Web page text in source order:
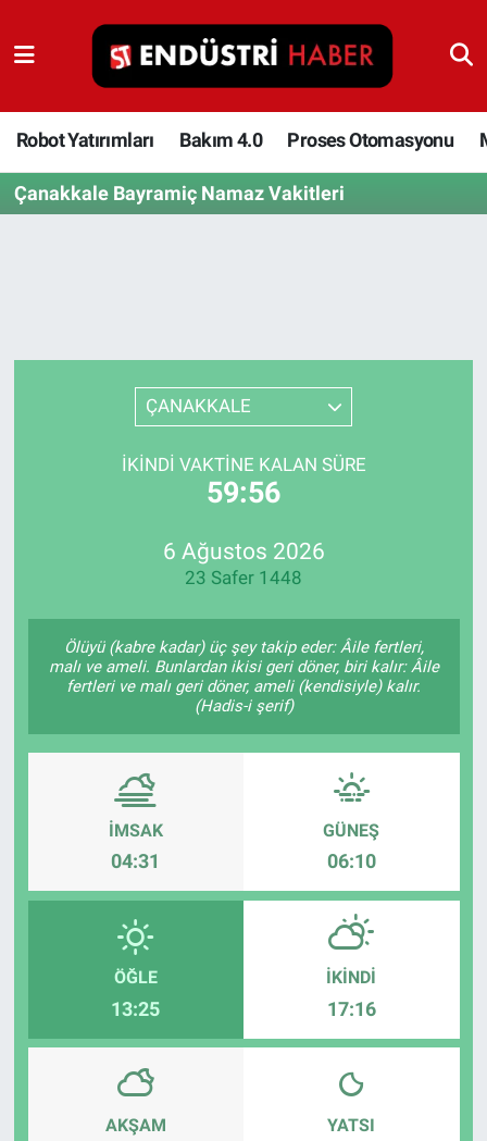
Robot Yatırımları Bakım 4.0 Proses Otomasyonu
Çanakkale Bayramiç Namaz Vakitleri
ÇANAKKALE
İKINDI VAKTINE KALAN SÜRE
59:55
6 Ağustos 2026
23 Safer 1448
Ölüyü (kabre kadar) üç şey takip eder: Âile fertleri,
malı ve ameli. Bunlardan ikisi geri döner, biri kalır: Âile
fertleri ve malı geri döner, ameli (kendisiyle) kalır.
(Hadis-i şerif)
İMSAK
04:31
GÜNEŞ
06:10
ÖĞLE
13:25
İKINDI
17:16
AKŞAM YATSI
Robot Yatırımları
Bakım 4.0
Proses Otomasyonu
Depolama Çözümleri
İnşaat ve Malzeme
HaberOrtak
Enerjisini Üreten Fabrikalar
Endüstri 4.0 Uygulamaları
Ağır Sanayi Çözümleri